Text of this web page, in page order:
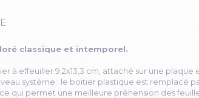
classique et intemporel.
à effeuiller 9,2x13,3 cm, attaché sur une plaque
système : le boitier plastique est remplacé
qui permet une meilleure préhension des